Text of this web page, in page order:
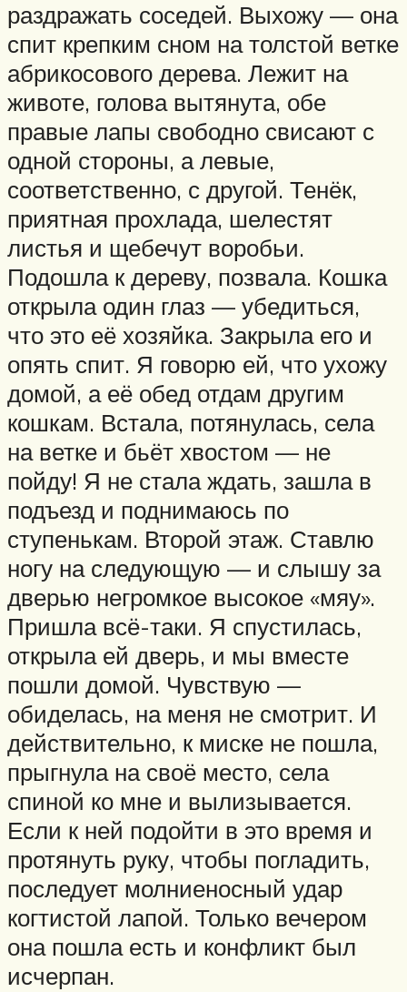
раздражать соседей. Выхожу — она
спит крепким сном на толстой ветке
абрикосового дерева. Лежит на
животе, голова вытянута, обе
правые лапы свободно свисают с
одной стороны, а левые,
соответственно, с другой. Тенёк,
приятная прохлада, шелестят
листья и щебечут воробьи.
Подошла к дереву, позвала. Кошка
открыла один глаз — убедиться,
что это её хозяйка. Закрыла его и
опять спит. Я говорю ей, что ухожу
домой, а её обед отдам другим
кошкам. Встала, потянулась, села
на ветке и бьёт хвостом — не
пойду! Я не стала ждать, зашла в
подъезд и поднимаюсь по
ступенькам. Второй этаж. Ставлю
ногу на следующую — и слышу за
дверью негромкое высокое «мяу».
Пришла всё-таки. Я спустилась,
открыла ей дверь, и мы вместе
пошли домой. Чувствую —
обиделась, на меня не смотрит. И
действительно, к миске не пошла,
прыгнула на своё место, села
спиной ко мне и вылизывается.
Если к ней подойти в это время и
протянуть руку, чтобы погладить,
последует молниеносный удар
когтистой лапой. Только вечером
она пошла есть и конфликт был
исчерпан.